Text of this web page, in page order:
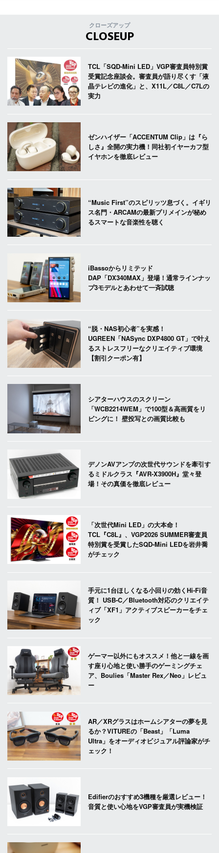
クローズアップ
CLOSEUP
TCL「SQD-Mini LED」VGP審査員特別賞
受賞記念座談会。審査員が語り尽くす「液
晶テレビの進化」と、X11L／C8L／C7Lの
実力
ゼンハイザー「ACCENTUM Clip」は『ら
しさ』全開の実力機！同社初イヤーカフ型
イヤホンを徹底レビュー
“Music First”のスピリッツ息づく。イギリ
ス名門・ARCAMの最新プリメインが秘め
るスマートな音楽性を聴く
iBassoからリミテッド
DAP「DX340MAX」登場！通常ラインナッ
プ3モデルとあわせて一斉試聴
“脱・NAS初心者”を実感！
UGREEN「NASync DXP4800 GT」で叶え
るストレスフリーなクリエイティブ環境
【割引クーポン有】
シアターハウスのスクリーン
「WCB2214WEM」で100型＆高画質をリ
ビングに！ 壁投写との画質比較も
デノンAVアンプの次世代サウンドを牽引す
るミドルクラス『AVR-X3900H』堂々登
場！その真価を徹底レビュー
「次世代Mini LED」の大本命！
TCL『C8L』、VGP2026 SUMMER審査員
特別賞を受賞したSQD-Mini LEDを岩井喬
がチェック
手元に1台ほしくなる小回りの効くHi-Fi音
質！ USB-C／Bluetooth対応のクリエイテ
ィブ「XF1」アクティブスピーカーをチェ
ック
ゲーマー以外にもオススメ！他と一線を画
す座り心地と使い勝手のゲーミングチェ
ア、Boulies「Master Rex／Neo」レビュ
ー
AR／XRグラスはホームシアターの夢を見
るか？VITUREの「Beast」「Luma
Ultra」をオーディオビジュアル評論家がチ
ェック！
Edifierのおすすめ3機種を厳選レビュー！
音質と使い心地をVGP審査員が実機検証